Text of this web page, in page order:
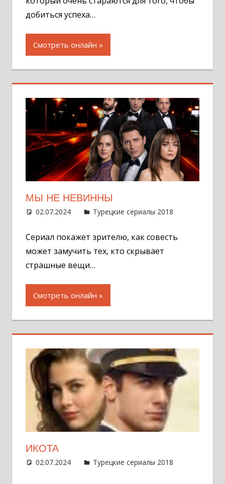
добиться успеха…
Смотреть онлайн
МЫ НЕ НЕВИННЫ
02.07.2024 Администратор
Турецкие сериалы 2018
Сериал покажет зрителю, как совесть
может замучить тех, кто скрывает
страшные вещи…
Смотреть онлайн
ИКОТА
02.07.2024 Администратор
Турецкие сериалы 2018